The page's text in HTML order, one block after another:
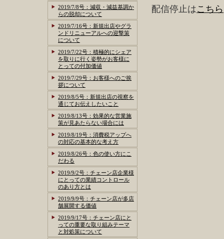
配信停止はこちら
2019/7/8号：減収・減益基調か
らの脱却について
2019/7/16号：新規出店やグラ
ンドリニューアルへの迎撃策
について
2019/7/22号：積極的にシェア
を取りに行く姿勢がお客様に
とっての付加価値
2019/7/29号：お客様へのご挨
拶について
2019/8/5号：新規出店の視察を
通じてお伝えしたいこと
2019/8/13号：効果的な営業施
策が見あたらない場合には
2019/8/19号：消費税アップへ
の対応の基本的な考え方
2019/8/26号：色の使い方にこ
だわる
2019/9/2号：チェーン店企業様
にとっての業績コントロール
のあり方とは
2019/9/9号：チェーン店が多店
舗展開する価値
2019/9/17号：チェーン店にと
っての重要な取り組みテーマ
と対処策について